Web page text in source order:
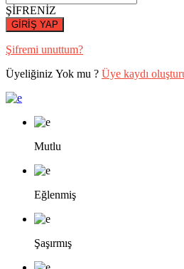
ŞİFRENİZ
GİRİŞ YAP
Şifremi unuttum?
Üyeliğiniz Yok mu ? Üye kaydı
Mutlu
Eğlenmiş
Şaşırmış